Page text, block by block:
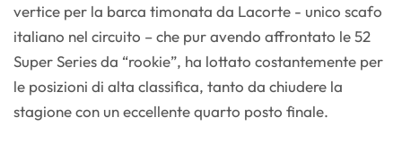
vertice per la barca timonata da Lacorte - unico scafo
italiano nel circuito – che pur avendo affrontato le 52
Super Series da “rookie”, ha lottato costantemente per
le posizioni di alta classifica, tanto da chiudere la
stagione con un eccellente quarto posto finale.